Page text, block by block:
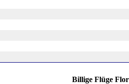
Billige Flüge